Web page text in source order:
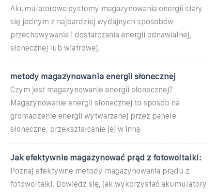
Akumulatorowe systemy magazynowania energii stały
się jednym z najbardziej wydajnych sposobów
przechowywania i dostarczania energii odnawialnej,
słonecznej lub wiatrowej.
metody magazynowania energii słonecznej
Czym jest magazynowanie energii słonecznej?
Magazynowanie energii słonecznej to sposób na
gromadzenie energii wytwarzanej przez panele
słoneczne, przekształcanie jej w inną
Jak efektywnie magazynować prąd z fotowoltaiki:
Poznaj efektywne metody magazynowania prądu z
fotowoltaiki. Dowiedz się, jak wykorzystać akumulatory